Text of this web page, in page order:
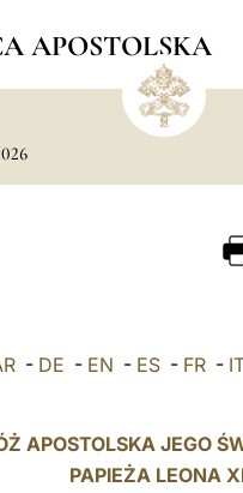
APOSTOLSKA
- DE - EN - ES - FR -
APOSTOLSKA JEGO
PAPIEŻA LEONA